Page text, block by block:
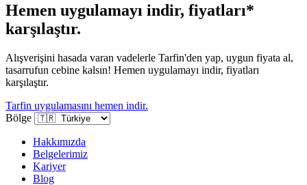
Hemen uygulamayı indir, fiyatları*
karşılaştır.
Alışverişini hasada varan vadelerle Tarfin'den yap, uygun fiyata al,
tasarrufun cebine kalsın! Hemen uygulamayı indir, fiyatları
karşılaştır.
Tarfin uygulamasını hemen indir.
Bölge
Hakkımızda
Belgelerimiz
Kariyer
Blog